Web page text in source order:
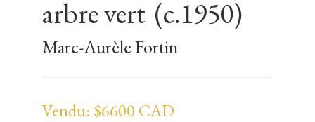
arbre vert (c.1950)
Marc-Aurèle Fortin
Vendu: $6600 CAD